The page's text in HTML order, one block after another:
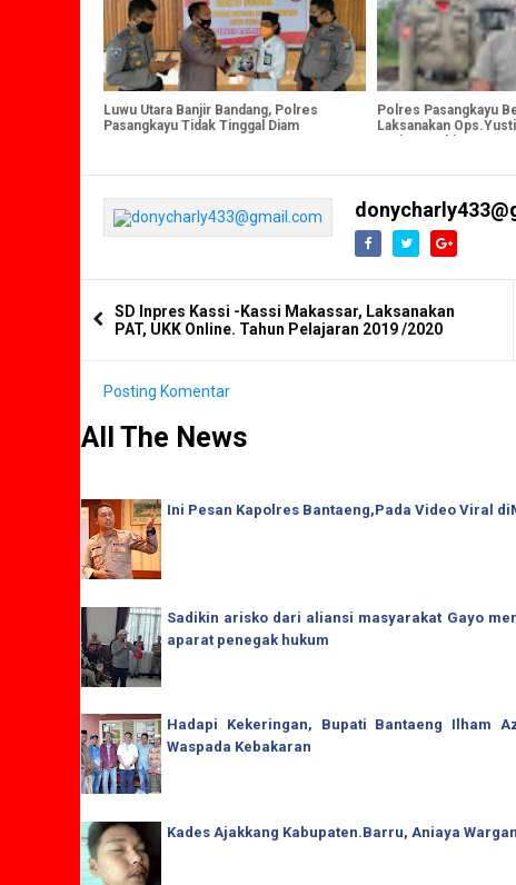
Luwu Utara Banjir Bandang, Polres
Pasangkayu Tidak Tinggal Diam
Polres Pasangkayu
Laksanakan
SD Inpres Kassi -Kassi Makassar, Laksanakan
PAT, UKK Online. Tahun Pelajaran 2019 /2020
Posting Komentar
All The News
Ini Pesan Kapolres Bantaeng,Pada Video Viral
Sadikin arisko dari aliansi masyarakat Gayo
aparat penegak hukum
Hadapi Kekeringan, Bupati Bantaeng Ilham
Waspada Kebakaran
Kades Ajakkang Kabupaten.Barru, Aniaya